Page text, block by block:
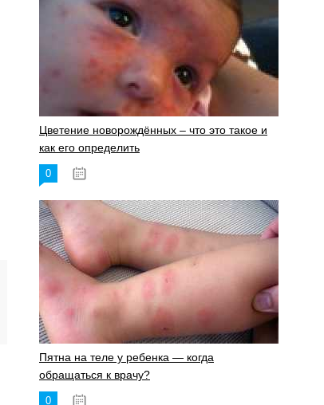
Цветение новорождённых – что это такое и
как его определить
0
Пятна на теле у ребенка — когда
обращаться к врачу?
0